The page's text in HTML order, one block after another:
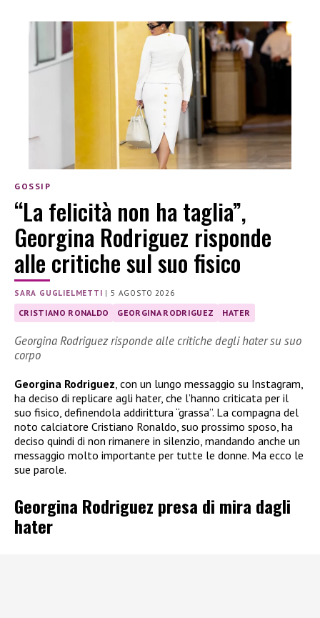
GOSSIP
“La felicità non ha taglia”,
Georgina Rodriguez risponde
alle critiche sul suo fisico
SARA GUGLIELMETTI | 5 AGOSTO 2026
CRISTIANO RONALDO GEORGINA RODRIGUEZ HATER
Georgina Rodriguez risponde alle critiche degli hater su suo
corpo
Georgina Rodriguez, con un lungo messaggio su Instagram,
ha deciso di replicare agli hater, che l’hanno criticata per il
suo fisico, definendola addirittura “grassa”. La compagna del
noto calciatore Cristiano Ronaldo, suo prossimo sposo, ha
deciso quindi di non rimanere in silenzio, mandando anche un
messaggio molto importante per tutte le donne. Ma ecco le
sue parole.
Georgina Rodriguez presa di mira dagli
hater